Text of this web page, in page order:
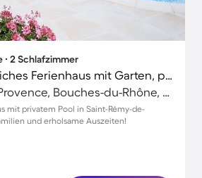
∙ 2 Schlafzimmer
Familienfreundliches Ferienhaus mit Garten, privatem Pool und Terrasse
Les Baux-de-Provence, Bouches-du-Rhône, Frankreich
mit privatem Pool in Saint-Rémy-de-
und erholsame Auszeiten!